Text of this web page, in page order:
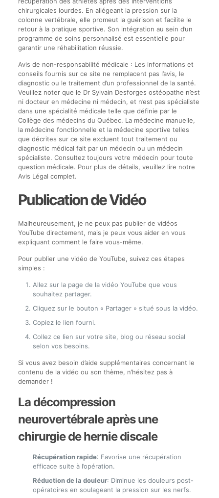
chirurgicales lourdes. En allégeant la pression sur la
colonne vertébrale, elle promeut la guérison et facilite le
retour à la pratique sportive. Son intégration au sein d’un
programme de soins personnalisé est essentielle pour
garantir une réhabilitation réussie.
Avis de non-responsabilité médicale : Les informations et
conseils fournis sur ce site ne remplacent pas l’avis, le
diagnostic ou le traitement d’un professionnel de la santé.
Veuillez noter que le Dr Sylvain Desforges ostéopathe n’est
ni docteur en médecine ni médecin, et n’est pas spécialiste
dans une spécialité médicale telle que définie par le
Collège des médecins du Québec. La médecine manuelle,
la médecine fonctionnelle et la médecine sportive telles
que décrites sur ce site excluent tout traitement ou
diagnostic médical fait par un médecin ou un médecin
spécialiste. Consultez toujours votre médecin pour toute
question médicale. Pour plus de détails, veuillez lire notre
Avis Légal complet.
Publication de Vidéo
Malheureusement, je ne peux pas publier de vidéos
YouTube directement, mais je peux vous aider en vous
expliquant comment le faire vous-même.
Pour publier une vidéo de YouTube, suivez ces étapes
simples :
Allez sur la page de la vidéo YouTube que vous
souhaitez partager.
Cliquez sur le bouton « Partager » situé sous la vidéo.
Copiez le lien fourni.
Collez ce lien sur votre site, blog ou réseau social
selon vos besoins.
Si vous avez besoin d’aide supplémentaires concernant le
contenu de la vidéo ou son thème, n’hésitez pas à
demander !
La décompression
neurovertébrale après une
chirurgie de hernie discale
Récupération rapide: Favorise une récupération
efficace suite à l’opération.
Réduction de la douleur: Diminue les douleurs post-
opératoires en soulageant la pression sur les nerfs.